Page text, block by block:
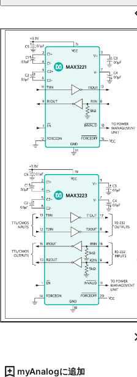
myAnalogに追加